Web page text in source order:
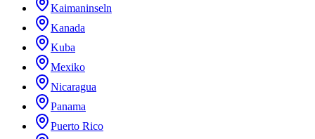
Kaimaninseln
Kanada
Kuba
Mexiko
Nicaragua
Panama
Puerto Rico